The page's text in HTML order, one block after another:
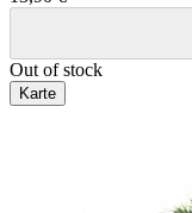
Out of stock
Karte